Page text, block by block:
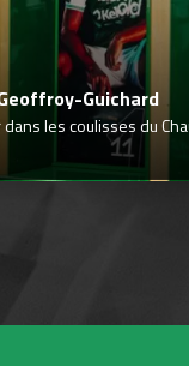
Guichard
les coulisses du